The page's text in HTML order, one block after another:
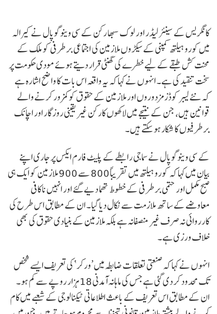
کانگریس کے سینئر لیڈر اور لوک سبھا رکن کے سی وینوگوپال نے کیرالہ
میں کورو ہیلتھ کمپنی کے سیکڑوں ملازمین کی اجتماعی برطرفی کو ملک کے
محنت کش طبقے کے لیے خطرے کی گھنٹی قرار دیتے ہوئے مودی حکومت پر
سخت تنقید کی ہے۔ انہوں نے کہا کہ یہ واقعہ اس بات کا واضح اشارہ ہے
کہ نئے لیبر کوڈز مزدوروں اور ملازمین کے حقوق کو کمزور کرنے والے
قوانین ہیں، جن کے نتیجے میں لاکھوں کارکن غیر یقینی روزگار اور اچانک
برطرفیوں کا شکار ہو سکتے ہیں۔
کے سی وینوگوپال نے سماجی رابطے کے پلیٹ فارم ایکس پر جاری اپنے
بیان میں کہا کہ کورو ہیلتھ میں تقریباً 800 سے 900 ملازمین کو ایک ہی
صبح مکمل اور حتمی برطرفی کے خطوط تھما دیے گئے اور انہیں ناکافی
معاوضے کے ساتھ ملازمت سے نکال دیا گیا۔ ان کے مطابق اس طرح کی
کارروائی نہ صرف غیر منصفانہ ہے بلکہ ملازمین کے بنیادی حقوق کی بھی
خلاف ورزی ہے۔
انہوں نے کہا کہ صنعتی تعلقات ضابطہ میں ’ورکر‘ کی تعریف ایسے شخص
تک محدود کر دی گئی ہے جس کی ماہانہ آمدنی 18 ہزار روپے سے کم ہو۔
ان کے مطابق اس تعریف کے باعث اطلاعاتی ٹیکنالوجی کے شعبے میں کام